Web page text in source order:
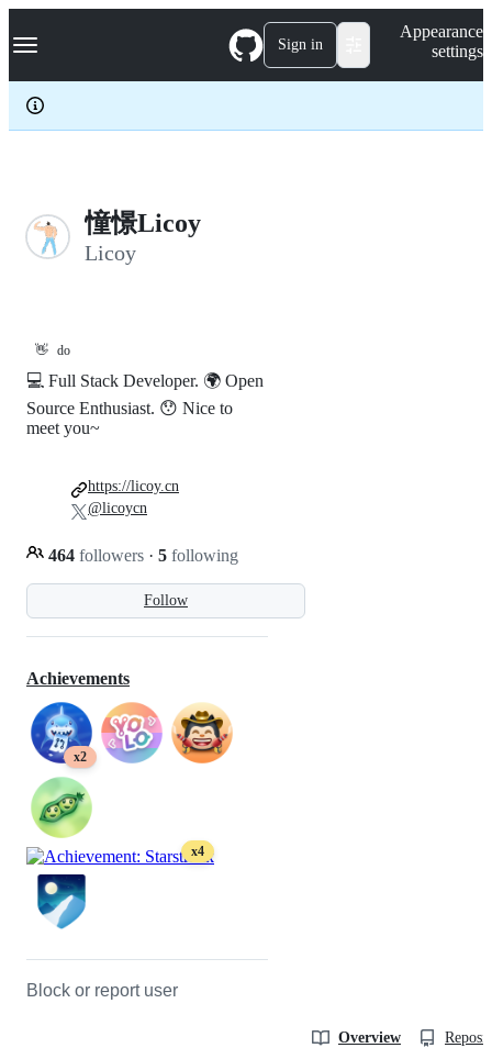
k
p
c
Navigation Menu Sign in
Appearance
settings
憧憬Licoy
Licoy
👋 do
Follow
💻 Full Stack Developer. 🌍 Open
Source Enthusiast. 😯 Nice to
meet you~
464 followers · 5 following
https://licoy.cn
@licoycn
Achievements
x2
x4
Block or report user
Overview